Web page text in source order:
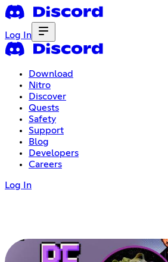
Log In
Download
Nitro
Discover
Quests
Safety
Support
Blog
Developers
Careers
Log In